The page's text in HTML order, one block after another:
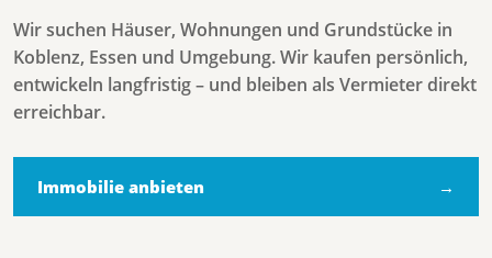
Wir suchen Häuser, Wohnungen und Grundstücke in
Koblenz, Essen und Umgebung. Wir kaufen persönlich,
entwickeln langfristig – und bleiben als Vermieter direkt
erreichbar.
Immobilie anbieten →